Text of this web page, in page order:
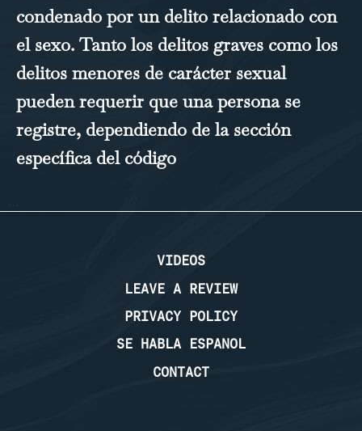
condenado por un delito relacionado con
el sexo. Tanto los delitos graves como los
delitos menores de carácter sexual
pueden requerir que una persona se
registre, dependiendo de la sección
específica del código
…
VIDEOS
LEAVE A REVIEW
PRIVACY POLICY
SE HABLA ESPANOL
CONTACT